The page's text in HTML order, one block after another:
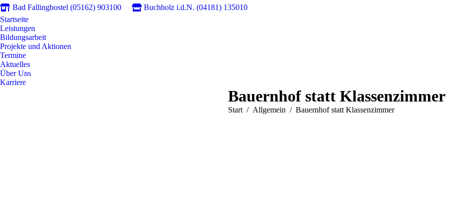
Bad Fallingbostel (05162) 903100 Buchholz i.d.N. (04181) 135010
Startseite
Leistungen
Bildungsarbeit
Projekte und Aktionen
Termine
Aktuelles
Über Uns
Karriere
Bauernhof statt Klassenzimmer
Sie befinden sich hier:
Start Allgemein Bauernhof statt Klassenzimmer